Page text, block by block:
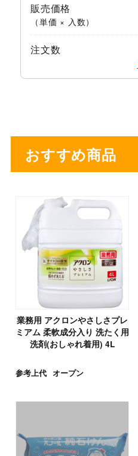
販売価格
（単価 × 入数）
注文数
おすすめ商品
業務用 アクロンやさしさプレ
ミアム 柔軟成分入り 洗たく用
洗剤(おしゃれ着用) 4L
参考上代 オープン